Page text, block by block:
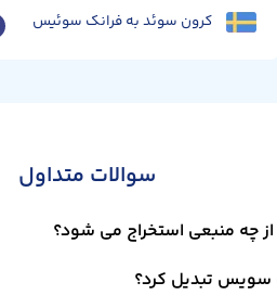
کرون سوئد به فرانک سوئیس
سوالات متداول
چه منبعی استخراج می شود؟
سویس تبدیل کرد؟